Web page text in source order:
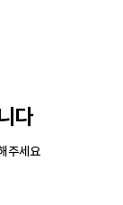
다
주세요